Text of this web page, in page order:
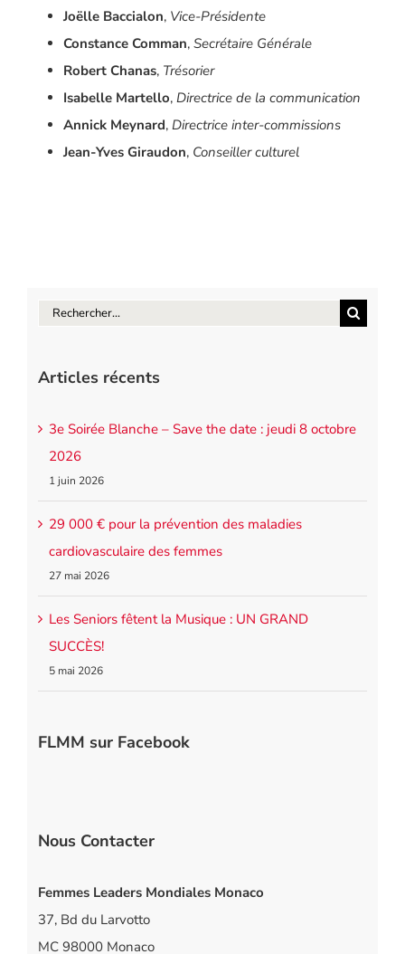
Joëlle Baccialon, Vice-Présidente
Constance Comman, Secrétaire Générale
Robert Chanas, Trésorier
Isabelle Martello, Directrice de la communication
Annick Meynard, Directrice inter-commissions
Jean-Yves Giraudon, Conseiller culturel
Rechercher:
Articles récents
3e Soirée Blanche – Save the date : jeudi 8 octobre
2026
1 juin 2026
29 000 € pour la prévention des maladies
cardiovasculaire des femmes
27 mai 2026
Les Seniors fêtent la Musique : UN GRAND
SUCCÈS!
5 mai 2026
FLMM sur Facebook
Nous Contacter
Femmes Leaders Mondiales Monaco
37, Bd du Larvotto
MC 98000 Monaco